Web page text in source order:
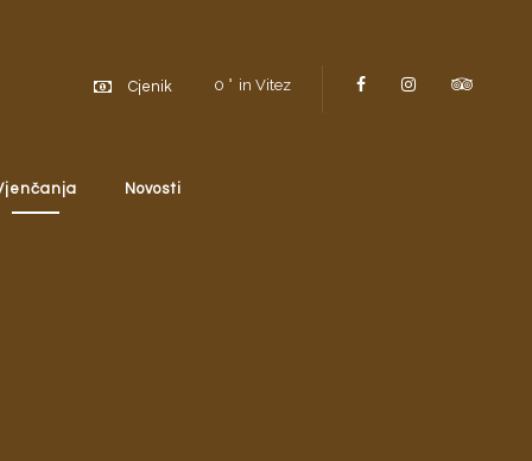
Cjenik 0 in Vitez
Novosti